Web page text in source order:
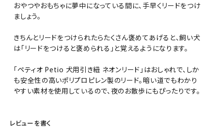
おやつやおもちゃに夢中になっている間に、手早くリードをつけ
ましょう。
きちんとリードをつけられたらたくさん褒めてあげると、飼い犬
は「リードをつけると褒められる」と覚えるようになります。
「ペティオ Petio 犬用引き紐 ネオンリード」はおしゃれで、しか
も安全性の高いポリプロピレン製のリード。暗い道でもわかり
やすい素材を使用しているので、夜のお散歩にもぴったりです。
レビューを書く